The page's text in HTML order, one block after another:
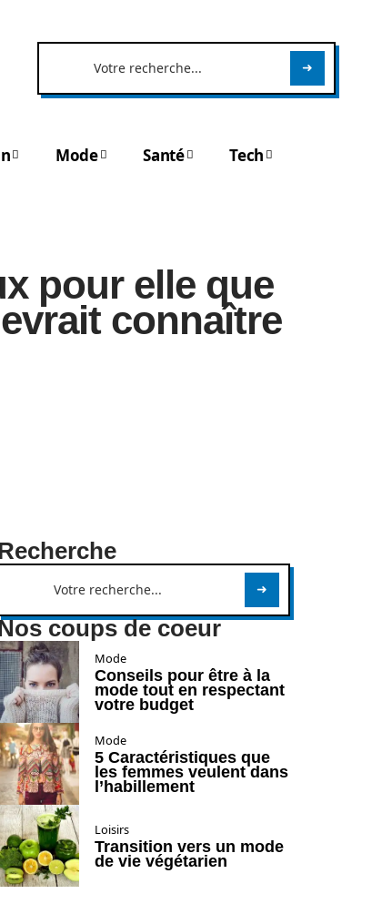
Mode Santé Tech
pour elle que
connaître
coups de coeur
Mode
Conseils pour être à la
mode tout en respectant
votre budget
Mode
5 Caractéristiques que
les femmes veulent dans
l’habillement
Loisirs
Transition vers un mode
de vie végétarien